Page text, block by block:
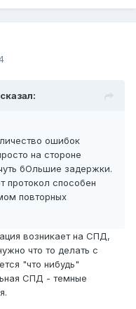
ошибок
на стороне
бОльшие задержки.
протокол способен
повторных
возникает на СПД,
что то делать с
"что нибудь"
СПД - темные